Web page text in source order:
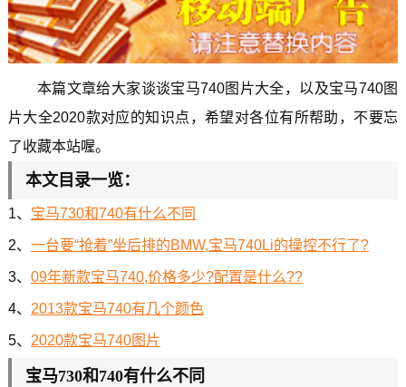
本篇文章给大家谈谈宝马740图片大全，以及宝马740图
片大全2020款对应的知识点，希望对各位有所帮助，不要忘
了收藏本站喔。
本文目录一览：
1、 宝马730和740有什么不同
2、 一台要“抢着”坐后排的BMW,宝马740Li的操控不行了?
3、 09年新款宝马740,价格多少?配置是什么??
4、 2013款宝马740有几个颜色
5、 2020款宝马740图片
宝马730和740有什么不同